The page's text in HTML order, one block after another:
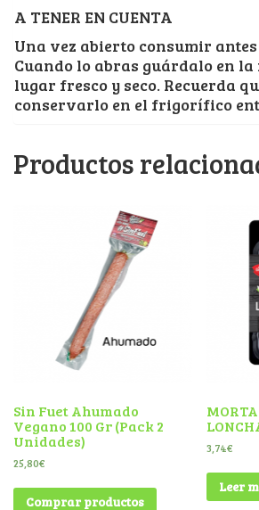
A TENER EN CUENTA
Una vez abierto consumir antes
Cuando lo abras guárdalo en la
lugar fresco y seco. Recuerda
conservarlo en el frigorífico
Productos
Sin Fuet Ahumado
Vegano 100 Gr (Pack 2
Unidades)
25,80€
Comprar productos
3,74€
Leer